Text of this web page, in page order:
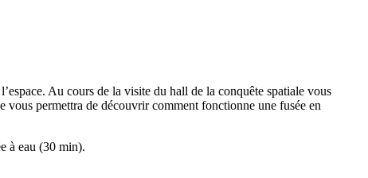
Au cours de la visite du hall de la conquête spatiale vous
vous permettra de découvrir comment fonctionne une fusée en
à eau (30 min).